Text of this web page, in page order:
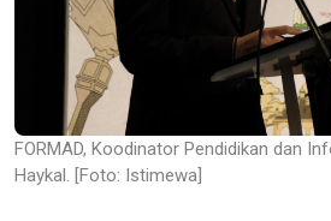
FORMAD, Koodinator Pendidikan dan
Haykal. [Foto: Istimewa]